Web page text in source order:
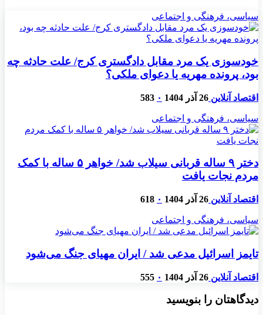
سیاسی، فرهنگی و اجتماعی
خودسوزی یک مرد مقابل دادگستری کرج/ علت حادثه چه
بود، پرونده مهریه‌ یا دعوای ملکی؟
اقتصاد آنلاین 26 آذر 1404 ۰ 583
سیاسی، فرهنگی و اجتماعی
دختر ۹ ساله قربانی سیلاب شد/ خواهر ۵ ساله با کمک
مردم نجات یافت
اقتصاد آنلاین 26 آذر 1404 ۰ 618
سیاسی، فرهنگی و اجتماعی
تایمز اسرائیل مدعی شد / ایران مهیای جنگ می‌شود
اقتصاد آنلاین 26 آذر 1404 ۰ 555
دیدگاهتان را بنویسید